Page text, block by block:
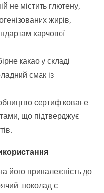
не містить глютену,
жирів,
харчової
какао у складі
смак із
сертифіковане
що підтверджує
його приналежність до
шоколад є